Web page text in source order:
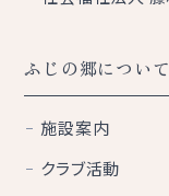
ふじの郷について
施設案内
クラブ活動